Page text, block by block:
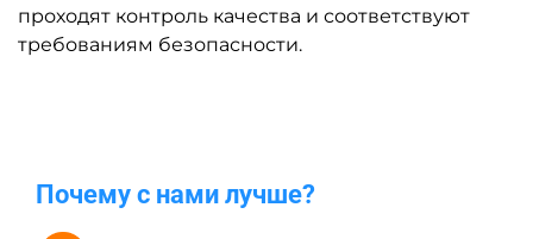
проходят контроль качества и соответствуют
требованиям безопасности.
Почему с нами лучше?